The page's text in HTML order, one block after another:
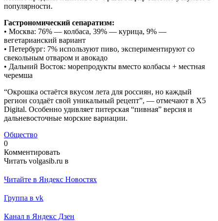
популярности.
Гастрономический сепаратизм:
• Москва: 76% — колбаса, 39% — курица, 9% —
вегетарианский вариант
• Петербург: 7% используют пиво, экспериментируют со
свекольным отваром и авокадо
• Дальний Восток: морепродукты вместо колбасы + местная
черемша
“Окрошка остаётся вкусом лета для россиян, но каждый
регион создаёт свой уникальный рецепт”, — отмечают в Х5
Digital. Особенно удивляет питерская “пивная” версия и
дальневосточные морские вариации.
Общество
0
Комментировать
Читать volgasib.ru в
Читайте в Яндекс Новостях
Группа в vk
Канал в Яндекс Дзен